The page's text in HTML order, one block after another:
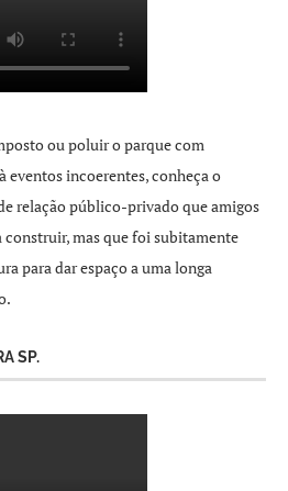
ou poluir o parque com
eventos incoerentes, conheça o
relação público-privado que amigos
mas que foi subitamente
para dar espaço a uma longa
SP.